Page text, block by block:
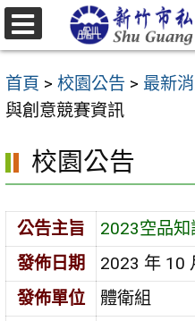
跳
至
要
內
區
首頁 > 校園公告 > 最新
與創意競賽資訊
校園公告
公告主旨
2023空品
發佈日期
2023 年 10
發佈單位
體衛組
選
單